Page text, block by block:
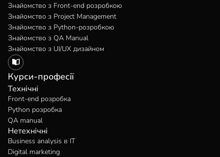
Знайомство з Front-end розробкою
Знайомство з Project Management
Знайомство з Python-розробкою
Знайомство з QA Manual
Знайомство з UI/UX дизайном
Курси-професії
Технічні
Front-end розробка
Python розробка
QA manual
Нетехнічні
Business analysis в IT
Digital marketing